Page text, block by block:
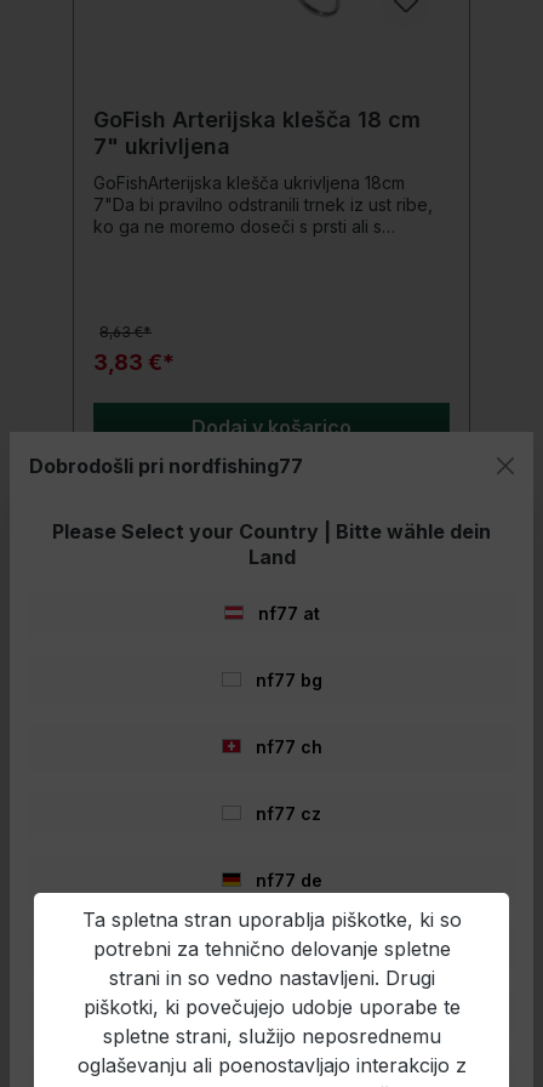
GoFish Arterijska klešča 18 cm
7" ukrivljena
GoFishArterijska klešča ukrivljena 18cm
7"Da bi pravilno odstranili trnek iz ust ribe,
ko ga ne moremo doseči s prsti ali s
ne izgubite tako lahko, ko jo obesite na
nekaj.Podrobnosti o izdelku: Dolžina: 18cm
8,63 €*
3,83 €*
Dodaj v košarico
Ring Pliers Klešče za razpiranje
obročkov
ZebcoPocket Universal Split Ring Pliers
Nujno za vsakega ribiča!Visokokakovostne
mini klešče za odpiranje obročkov iz
nerjavečega jekla z udobnim ročajem Soft-
Touch. Vključuje tudi stransko rezilno
čeljust. Lahko se zapre za
transport.Podrobnosti izdelka: Odporno
proti koroziji Dolžina: 12 cm
6,09 €*
Ta spletna stran uporablja piškotke, ki so
potrebni za tehnično delovanje spletne
strani in so vedno nastavljeni. Drugi
piškotki, ki povečujejo udobje uporabe te
spletne strani, služijo neposrednemu
oglaševanju ali poenostavljajo interakcijo z
Dobrodošli pri nordfishing77
Please Select your Country | Bitte wähle dein
Land
nf77 at
nf77 bg
nf77 ch
nf77 cz
nf77 de
nf77 en
nf77 es